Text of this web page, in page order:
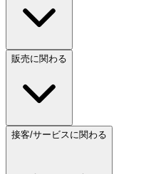
販売に関わる
接客/サービスに関わる